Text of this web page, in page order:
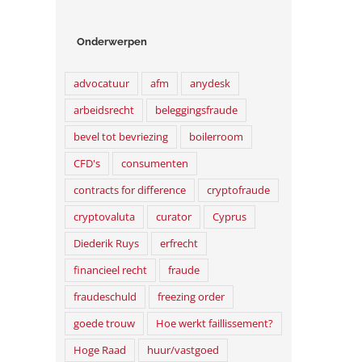
Onderwerpen
advocatuur afm
anydesk
arbeidsrecht
beleggingsfraude
bevel tot bevriezing
boilerroom
CFD's
consumenten
contracts for difference
cryptofraude
cryptovaluta
curator
Cyprus
Diederik Ruys
erfrecht
financieel recht
fraude
fraudeschuld
freezing order
goede trouw
Hoe werkt faillissement?
Hoge Raad
huur/vastgoed